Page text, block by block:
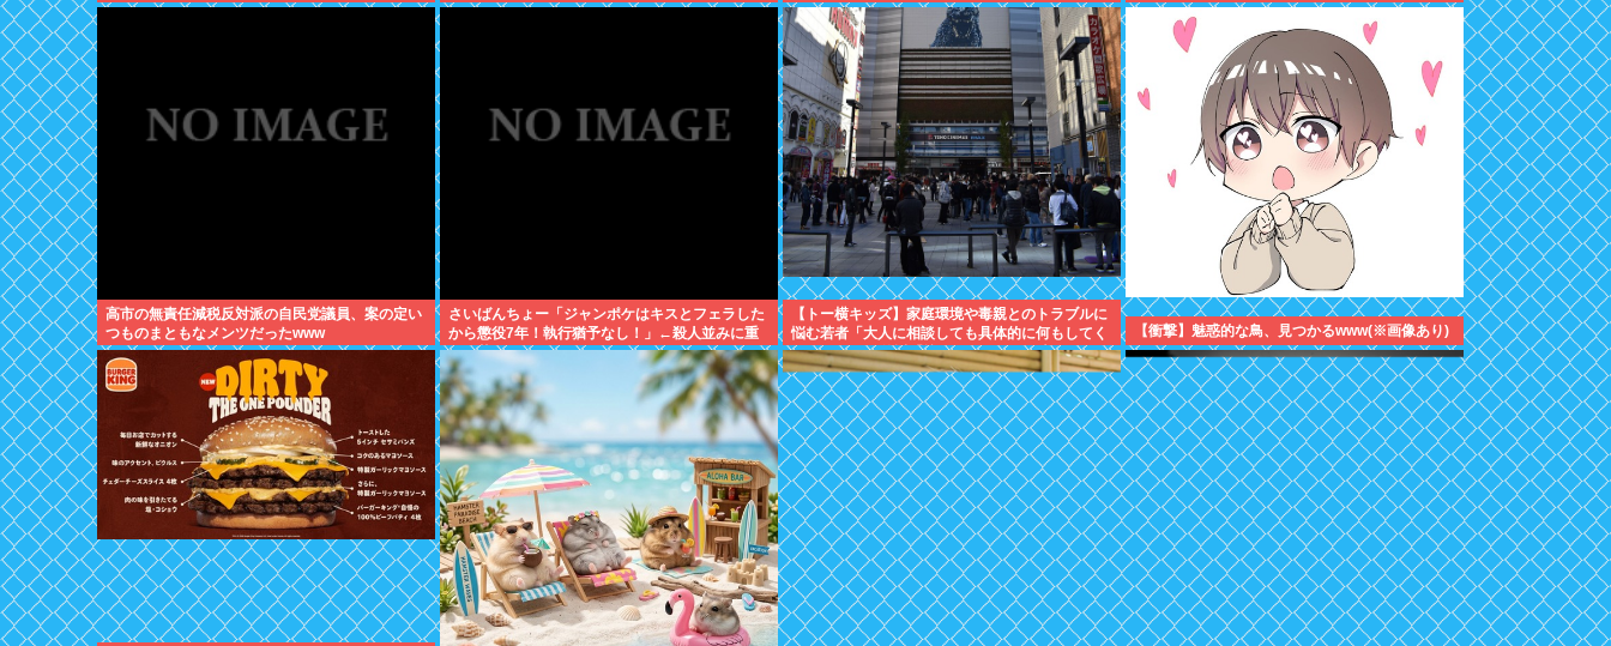
高市の無責任減税反対派の自民党議員、案の定い
つものまともなメンツだったwww
さいばんちょー「ジャンポケはキスとフェラした
から懲役7年！執行猶予なし！」←殺人並みに重
くて草
【トー横キッズ】家庭環境や毒親とのトラブルに
悩む若者「大人に相談しても具体的に何もしてく
れない」EXIT兼近「搾取しようとする大人をどう
除外するか」
【衝撃】魅惑的な鳥、見つかるwww(※画像あり)